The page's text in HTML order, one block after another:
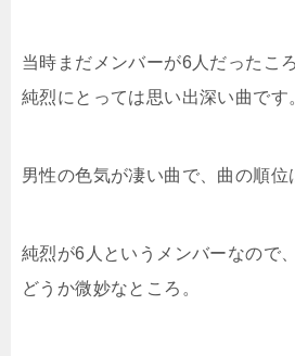
当時まだメンバーが6人だったこ
純烈にとっては思い出深い曲です
男性の色気が凄い曲で、曲の順位
純烈が6人というメンバーなので
どうか微妙なところ。